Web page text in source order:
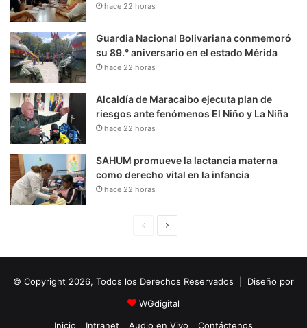
hace 22 horas
Guardia Nacional Bolivariana conmemoró
su 89.° aniversario en el estado Mérida
hace 22 horas
Alcaldía de Maracaibo ejecuta plan de
riesgos ante fenómenos El Niño y La Niña
hace 22 horas
SAHUM promueve la lactancia materna
como derecho vital en la infancia
hace 22 horas
i
n
a
u
i
e
© Copyright 2026, Todos los Derechos Reservados | Diseño por
WGdigital
Inicio
Intranet Audio en Vivo Contáctenos